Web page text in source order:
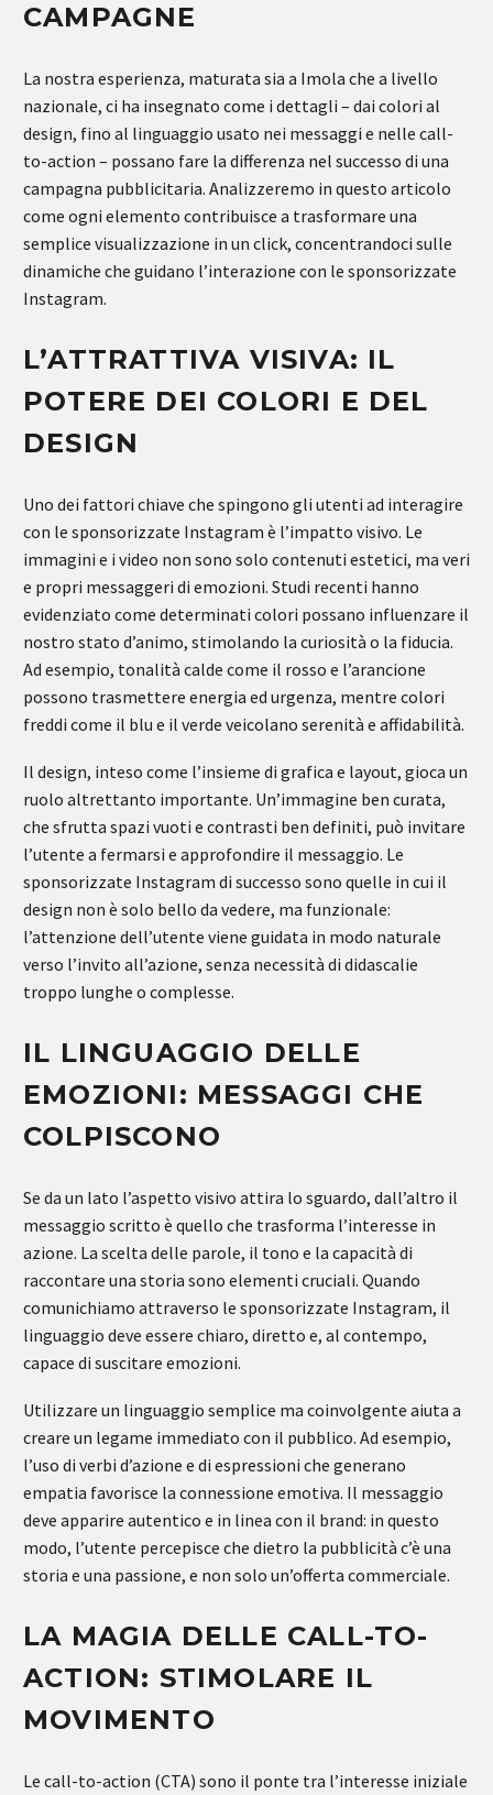
CAMPAGNE
La nostra esperienza, maturata sia a Imola che a livello
nazionale, ci ha insegnato come i dettagli – dai colori al
design, fino al linguaggio usato nei messaggi e nelle call-
to-action – possano fare la differenza nel successo di una
campagna pubblicitaria. Analizzeremo in questo articolo
come ogni elemento contribuisce a trasformare una
semplice visualizzazione in un click, concentrandoci sulle
dinamiche che guidano l’interazione con le sponsorizzate
Instagram.
L’ATTRATTIVA VISIVA: IL
POTERE DEI COLORI E DEL
DESIGN
Uno dei fattori chiave che spingono gli utenti ad interagire
con le sponsorizzate Instagram è l’impatto visivo. Le
immagini e i video non sono solo contenuti estetici, ma veri
e propri messaggeri di emozioni. Studi recenti hanno
evidenziato come determinati colori possano influenzare il
nostro stato d’animo, stimolando la curiosità o la fiducia.
Ad esempio, tonalità calde come il rosso e l’arancione
possono trasmettere energia ed urgenza, mentre colori
freddi come il blu e il verde veicolano serenità e affidabilità.
Il design, inteso come l’insieme di grafica e layout, gioca un
ruolo altrettanto importante. Un’immagine ben curata,
che sfrutta spazi vuoti e contrasti ben definiti, può invitare
l’utente a fermarsi e approfondire il messaggio. Le
sponsorizzate Instagram di successo sono quelle in cui il
design non è solo bello da vedere, ma funzionale:
l’attenzione dell’utente viene guidata in modo naturale
verso l’invito all’azione, senza necessità di didascalie
troppo lunghe o complesse.
IL LINGUAGGIO DELLE
EMOZIONI: MESSAGGI CHE
COLPISCONO
Se da un lato l’aspetto visivo attira lo sguardo, dall’altro il
messaggio scritto è quello che trasforma l’interesse in
azione. La scelta delle parole, il tono e la capacità di
raccontare una storia sono elementi cruciali. Quando
comunichiamo attraverso le sponsorizzate Instagram, il
linguaggio deve essere chiaro, diretto e, al contempo,
capace di suscitare emozioni.
Utilizzare un linguaggio semplice ma coinvolgente aiuta a
creare un legame immediato con il pubblico. Ad esempio,
l’uso di verbi d’azione e di espressioni che generano
empatia favorisce la connessione emotiva. Il messaggio
deve apparire autentico e in linea con il brand: in questo
modo, l’utente percepisce che dietro la pubblicità c’è una
storia e una passione, e non solo un’offerta commerciale.
LA MAGIA DELLE CALL-TO-
ACTION: STIMOLARE IL
MOVIMENTO
Le call-to-action (CTA) sono il ponte tra l’interesse iniziale